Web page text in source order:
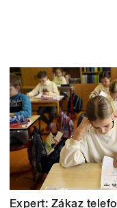
Expert: Zákaz